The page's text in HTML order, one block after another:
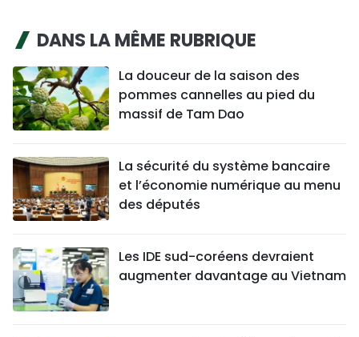
DANS LA MÊME RUBRIQUE
La douceur de la saison des
pommes cannelles au pied du
massif de Tam Dao
La sécurité du système bancaire
et l’économie numérique au menu
des députés
Les IDE sud-coréens devraient
augmenter davantage au Vietnam